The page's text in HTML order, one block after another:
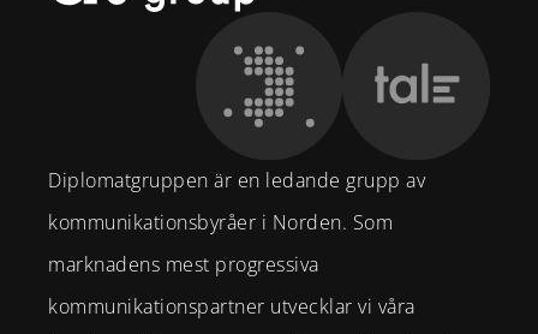
Diplomatgruppen är en ledande grupp av
kommunikationsbyråer i Norden. Som
marknadens mest progressiva
kommunikationspartner utvecklar vi våra